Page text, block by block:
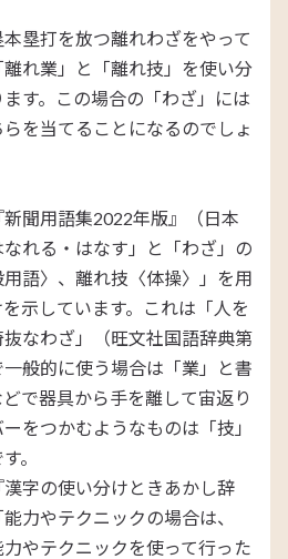
塁打を放つ離れわざをやって
れ業」と「離れ技」を使い分
す。この場合の「わざ」には
らを当てることになるのでしょ
聞用語集2022年版』（日本
れる・はなす」と「わざ」の
語〉、離れ技〈体操〉」を用
示しています。これは「人を
なわざ」（旺文社国語辞典第
般的に使う場合は「業」と書
で器具から手を離して宙返り
をつかむようなものは「技」
。
字の使い分けときあかし辞
力やテクニックの場合は、
力やテクニックを使って行った